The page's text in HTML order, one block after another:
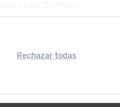
Rechazar todas